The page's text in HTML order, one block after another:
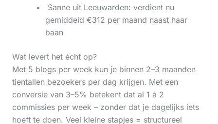
‍ Sanne uit Leeuwarden: verdient nu
gemiddeld €312 per maand naast haar
baan
Wat levert het écht op?
Met 5 blogs per week kun je binnen 2–3 maanden
tientallen bezoekers per dag krijgen. Met een
conversie van 3–5% betekent dat al 1 à 2
commissies per week – zonder dat je dagelijks iets
hoeft te doen. Veel kleine stapjes = structureel